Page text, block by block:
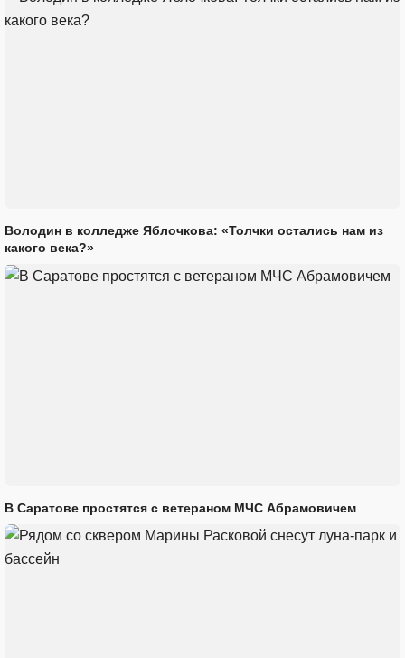
Володин в колледже Яблочкова: «Толчки остались нам из
какого века?»
В Саратове простятся с ветераном МЧС Абрамовичем